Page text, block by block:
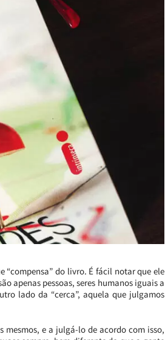
“compensa” do livro. É fácil notar que ele
apenas pessoas, seres humanos iguais a
lado da “cerca”, aquela que julgamos
mesmos, e a julgá-lo de acordo com isso,